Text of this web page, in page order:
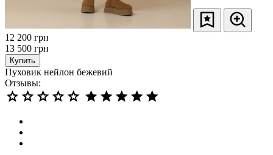
12 200 грн
13 500 грн
Купить
Пуховик нейлон бежевий
Отзывы: